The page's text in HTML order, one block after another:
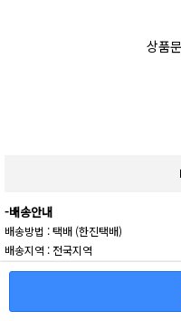
상품
-배송안내
배송방법 : 택배 (한진택배)
배송지역 : 전국지역
배송비용 : 2,500원
발송기간 : 1일 ( 주문제작 방식 상품의
- 제주 및 도서산간 지역의 경우 별도의